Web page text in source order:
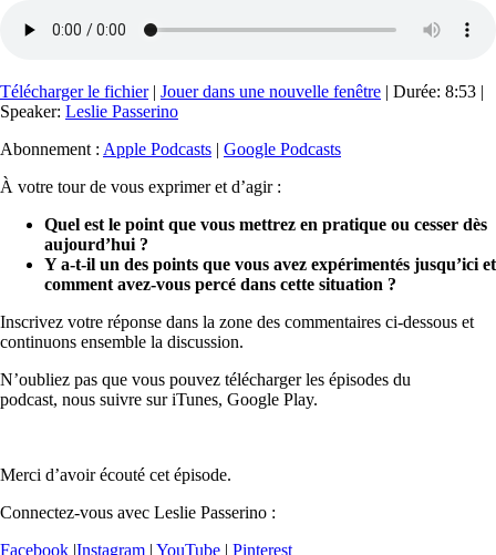
Télécharger le fichier| Jouer dans une nouvelle fenêtre | Durée: 8:53 |
Speaker: Leslie Passerino
Abonnement : Apple Podcasts | Google Podcasts
À votre tour de vous exprimer et d’agir :
Quel est le point que vous mettrez en pratique ou cesser dès
aujourd’hui ?
Y a-t-il un des points que vous avez expérimentés jusqu’ici et
comment avez-vous percé dans cette situation ?
Inscrivez votre réponse dans la zone des commentaires ci-dessous et
continuons ensemble la discussion.
N’oubliez pas que vous pouvez télécharger les épisodes du
podcast, nous suivre sur iTunes, Google Play.
Merci d’avoir écouté cet épisode.
Connectez-vous avec Leslie Passerino :
Facebook |Instagram | YouTube | Pinterest